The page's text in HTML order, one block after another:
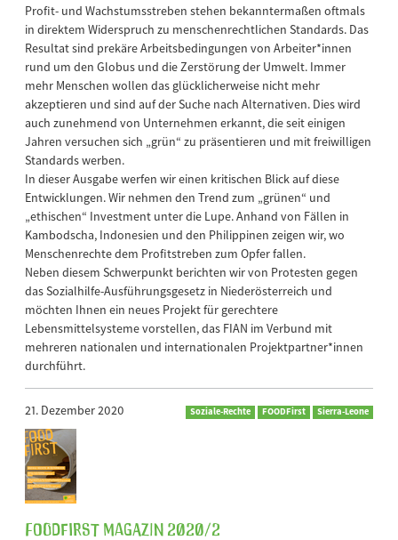
Profit- und Wachstumsstreben stehen bekanntermaßen oftmals
in direktem Widerspruch zu menschenrechtlichen Standards. Das
Resultat sind prekäre Arbeitsbedingungen von Arbeiter*innen
rund um den Globus und die Zerstörung der Umwelt. Immer
mehr Menschen wollen das glücklicherweise nicht mehr
akzeptieren und sind auf der Suche nach Alternativen. Dies wird
auch zunehmend von Unternehmen erkannt, die seit einigen
Jahren versuchen sich „grün“ zu präsentieren und mit freiwilligen
Standards werben.
In dieser Ausgabe werfen wir einen kritischen Blick auf diese
Entwicklungen. Wir nehmen den Trend zum „grünen“ und
„ethischen“ Investment unter die Lupe. Anhand von Fällen in
Kambodscha, Indonesien und den Philippinen zeigen wir, wo
Menschenrechte dem Profitstreben zum Opfer fallen.
Neben diesem Schwerpunkt berichten wir von Protesten gegen
das Sozialhilfe-Ausführungsgesetz in Niederösterreich und
möchten Ihnen ein neues Projekt für gerechtere
Lebensmittelsysteme vorstellen, das FIAN im Verbund mit
mehreren nationalen und internationalen Projektpartner*innen
durchführt.
21. Dezember 2020 Soziale-Rechte FOODFirst Sierra-Leone
FOODFirst Magazin 2020/2